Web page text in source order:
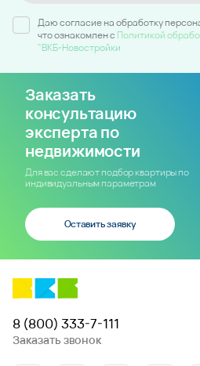
Даю согласие на обработку
что ознакомлен c Политикой
"ВКБ-Новостройки
Заказать
консультацию
эксперта по
недвижимости
Для вас сделают подбор квартиры по
индивидуальным параметрам
Оставить заявку
8 (800) 333-7-111
Заказать звонок